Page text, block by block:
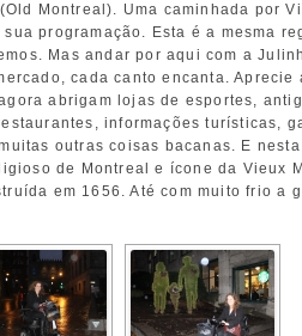
Montreal). Uma caminhada por
programação. Esta é a mesma
Mas andar por aqui com a
cada canto encanta.
abrigam lojas de esportes,
informações turísticas,
outras coisas bacanas. E
de Montreal e ícone da Vieux
em 1656. Até com muito frio a